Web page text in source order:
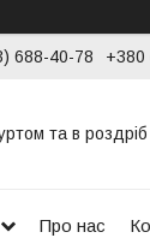
688-40-78 +380
та в роздріб
Про нас